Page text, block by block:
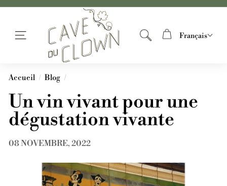
Passer
contenu
Diaporama
Pause
Free Shipping on all orders over €150
Navigation
L
a
C
a
v
e
d
u
C
l
o
w
n
RechercherFrançais
Accueil / Blog /
Un vin vivant pour une
dégustation vivante
08 NOVEMBRE, 2022